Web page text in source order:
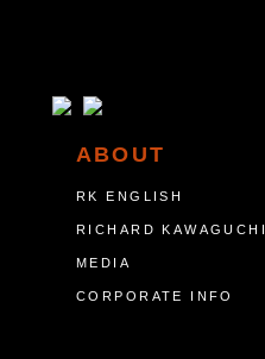
ABOUT
RK ENGLISH
RICHARD KAWAGUCHI
MEDIA
CORPORATE INFO